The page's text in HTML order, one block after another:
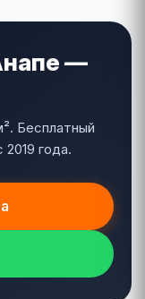
—
Бесплатный
года.